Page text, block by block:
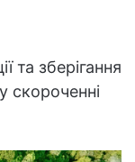
та зберігання
скороченні